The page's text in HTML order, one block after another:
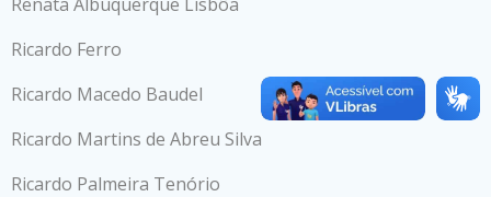
Ricardo Ferro
Ricardo Macedo Baudel
Ricardo Martins de Abreu Silva
Ricardo Palmeira Tenório